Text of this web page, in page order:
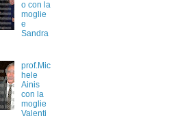
o con la
moglie
e
Sandra
prof.Mic
hele
Ainis
con la
moglie
Valenti